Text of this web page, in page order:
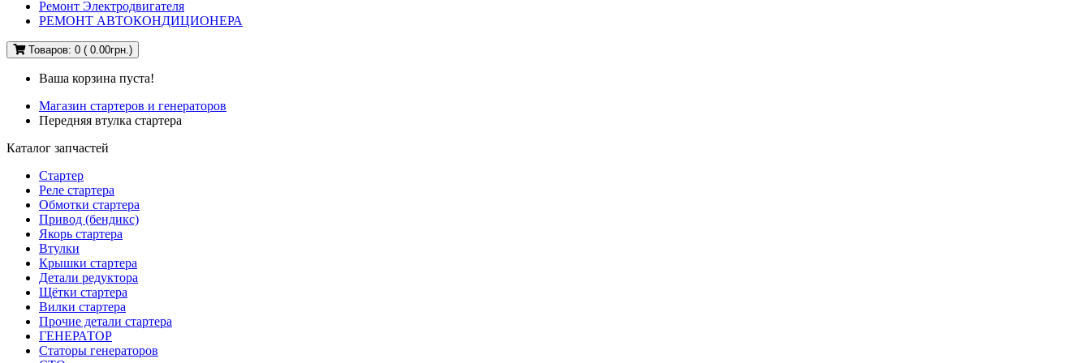
Ремонт Электродвигателя
РЕМОНТ АВТОКОНДИЦИОНЕРА
Товаров: 0 ( 0.00грн.)
Ваша корзина пуста!
Магазин стартеров и генераторов
Передняя втулка стартера
Каталог запчастей
Стартер
Реле стартера
Обмотки стартера
Привод (бендикс)
Якорь стартера
Втулки
Крышки стартера
Детали редуктора
Щётки стартера
Вилки стартера
Прочие детали стартера
ГЕНЕРАТОР
Статоры генераторов